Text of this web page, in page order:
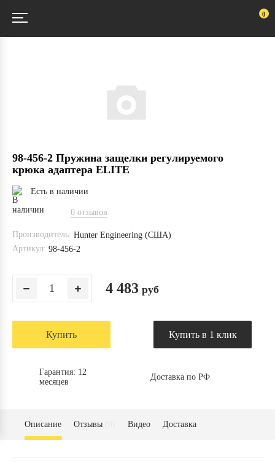
0
98-456-2 Пружина защелки регулируемого
крюка адаптера ELITE
Есть в наличии
0 отзывов
Производитель: Hunter Engineering (США)
Артикул: 98-456-2
4 483 руб
Купить Купить в 1 клик
Гарантия: 12
месяцев
Доставка по РФ
Описание Отзывы Видео Доставка